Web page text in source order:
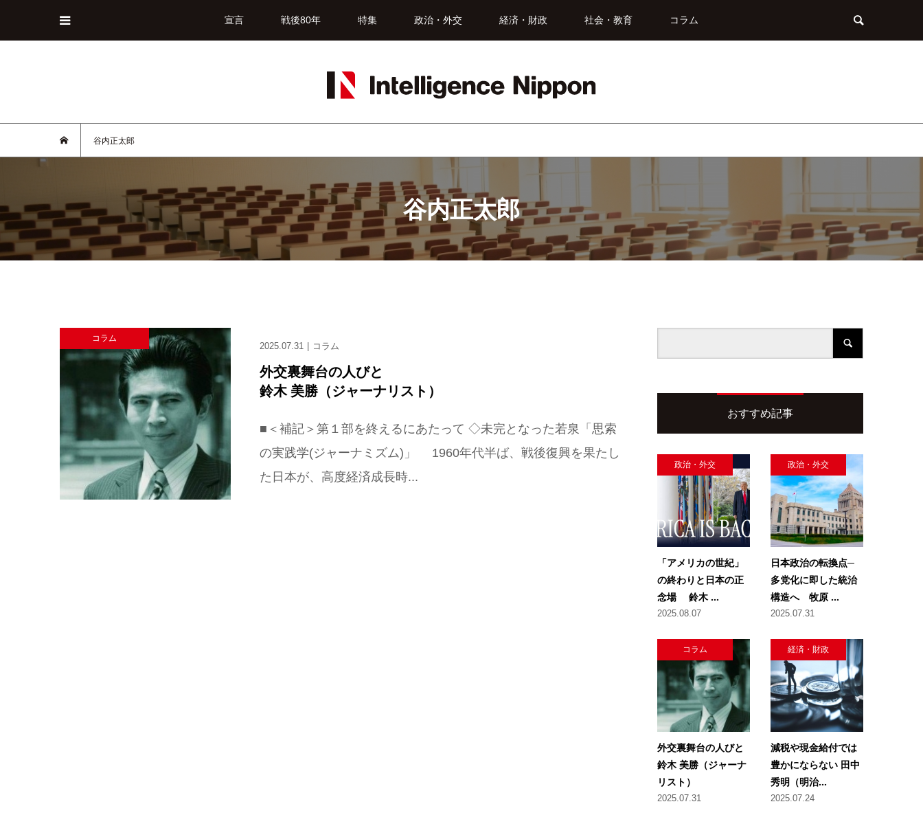
宣言 戦後80年 特集 政治・外交 経済・財政 社会・教育 コラム
谷内正太郎
谷内正太郎
コラム
2025.07.31 コラム
外交裏舞台の人びと
鈴木 美勝（ジャーナリスト）
■＜補記＞第１部を終えるにあたって ◇未完となった若泉「思索
の実践学(ジャーナミズム)」 1960年代半ば、戦後復興を果たし
た日本が、高度経済成長時...
おすすめ記事
政治・外交
「アメリカの世紀」
の終わりと日本の正
念場 鈴木 ...
2025.08.07
政治・外交
日本政治の転換点─
多党化に即した統治
構造へ 牧原 ...
2025.07.31
コラム
外交裏舞台の人びと
鈴木 美勝（ジャーナ
リスト）
2025.07.31
経済・財政
減税や現金給付では
豊かにならない 田中
秀明（明治...
2025.07.24